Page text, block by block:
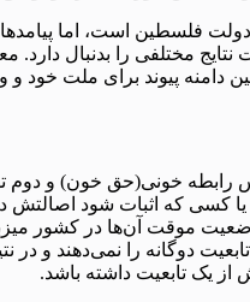
است، اما پیامدهای
مختلفی را بدنبال دارد.
دامنه پیوند برای ملت خود
خونی(حق خون) و دوم
کسی که اثبات شود
موقت‌ آن‌ها در کشور
دوگانه را نمی‌دهند و در
یک تابعیت داشته باشد.